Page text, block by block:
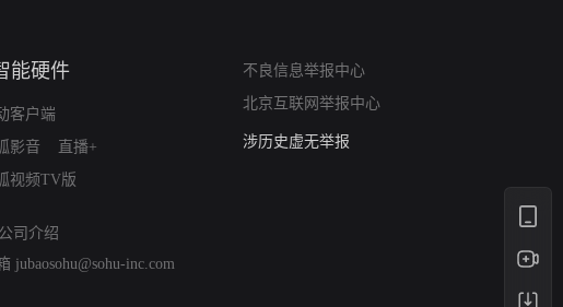
能硬件
客户端
影音
直播+
视频TV版
不良信息举报中心
北京互联网举报中心
亚运会举报专区
涉历史虚无举报
公司介绍
jubaosohu@sohu-inc.com